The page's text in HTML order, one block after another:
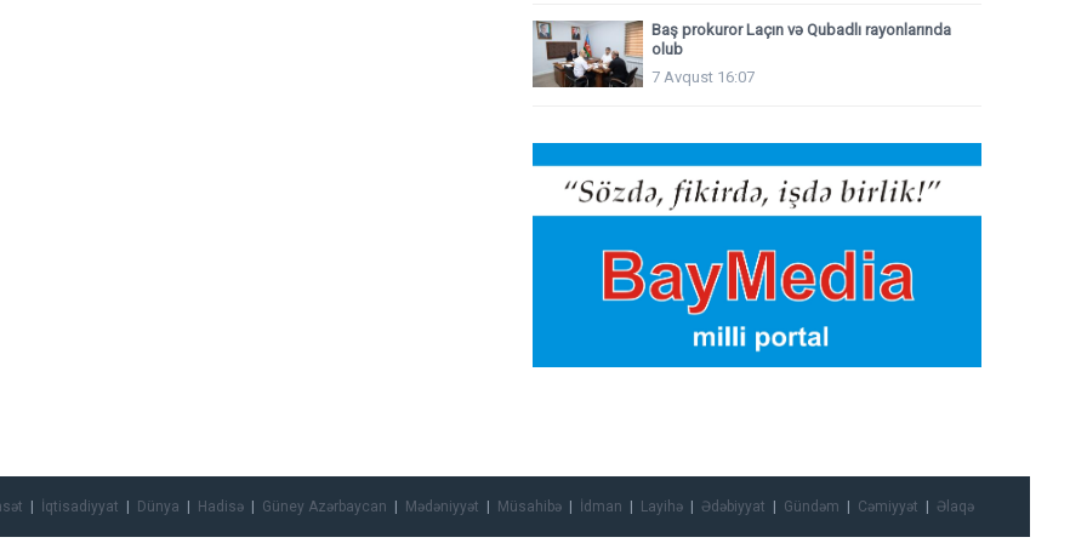
Baş prokuror Laçın və Qubadlı rayonlarında
olub
7 Avqust 16:07
İqtisadiyyat Dünya Hadisə Güney Azərbaycan Mədəniyyət Müsahibə İdman Layihə Ədəbiyyat Gündəm Cəmiyyət Əlaqə